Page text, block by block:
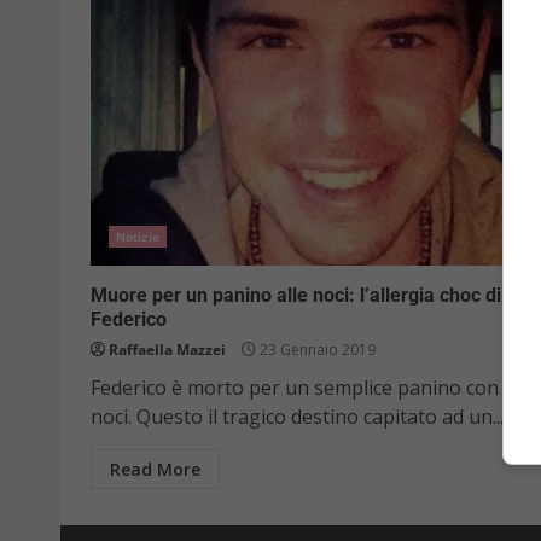
Notizie
Muore per un panino alle noci: l’allergia choc di
Federico
Raffaella Mazzei 23 Gennaio 2019
Federico è morto per un semplice panino con le
noci. Questo il tragico destino capitato ad un...
Read More